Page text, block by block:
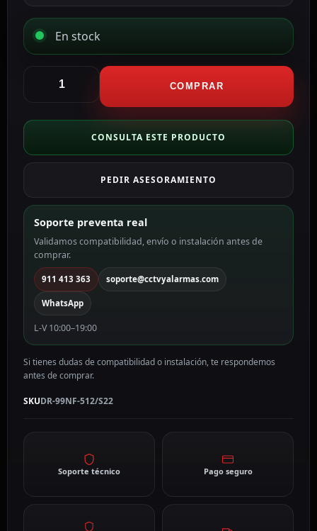
En stock
Abrepuertas
Dorcas
99NF-
512/S22
COMPRAR
CONSULTA ESTE PRODUCTO
PEDIR ASESORAMIENTO
Soporte preventa real
Validamos compatibilidad, envío o instalación antes de
comprar.
911 413 363 soporte@cctvyalarmas.com
WhatsApp
L-V 10:00–19:00
Si tienes dudas de compatibilidad o instalación, te respondemos
antes de comprar.
SKUDR-99NF-512/S22
Soporte técnico Pago seguro